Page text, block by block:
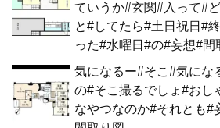
ていうか#玄関#入って#
と#してたら#土日祝日#
った#水曜日#の#妄想#間
気になるー#そこ#気にな
の#そこ撮るでしょ#おし
なやつなのか#それとも#